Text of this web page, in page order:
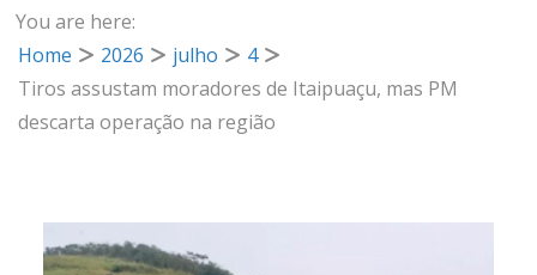
You are here:
Home
2026 julho
4
Tiros assustam moradores de Itaipuaçu, mas PM
descarta operação na região